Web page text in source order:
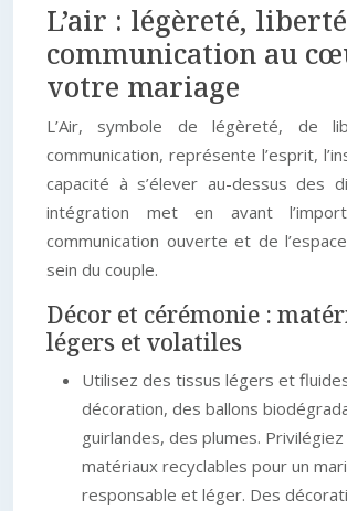
L’air : légèreté,
communication au
votre mariage
L’Air, symbole de légèreté, de
communication, représente l’esprit,
capacité à s’élever au-dessus des
intégration met en avant
communication ouverte et de
sein du couple.
Décor et cérémonie :
légers et volatiles
Utilisez des tissus légers et
décoration, des ballons
guirlandes, des plumes.
matériaux recyclables pour un
responsable et léger. Des